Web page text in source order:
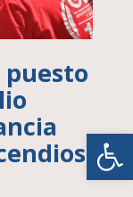
puesto